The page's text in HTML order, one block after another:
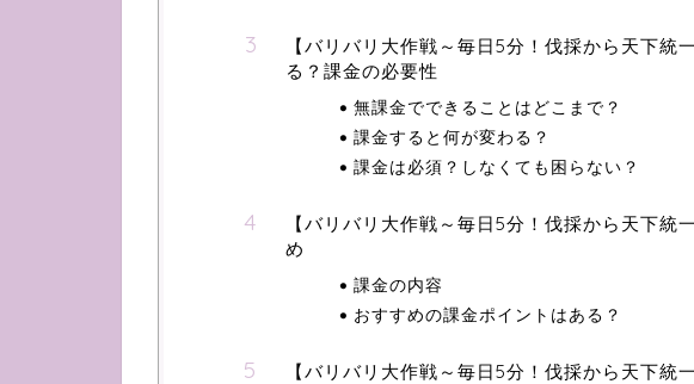
【バリバリ大作戦～毎日5分！伐採から天下統
る？課金の必要性
無課金でできることはどこまで？
課金すると何が変わる？
課金は必須？しなくても困らない？
【バリバリ大作戦～毎日5分！伐採から天下統
め
課金の内容
おすすめの課金ポイントはある？
【バリバリ大作戦～毎日5分！伐採から天下統